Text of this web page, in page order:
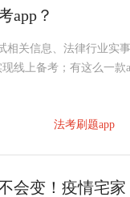
app？
相关信息、法律行业实
线上备考；有这么一
法考刷题app